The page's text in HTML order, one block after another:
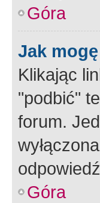
Góra
Jak
Klikając
"podbić"
forum.
Góra